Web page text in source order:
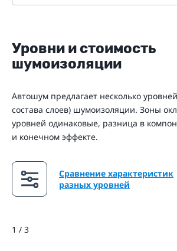
Уровни и стоимость
шумоизоляции
Автошум предлагает несколько
состава слоев) шумоизоляции. Зоны
уровней одинаковые, разница в
и конечном эффекте.
Сравнение характеристик
разных уровней
1 / 3